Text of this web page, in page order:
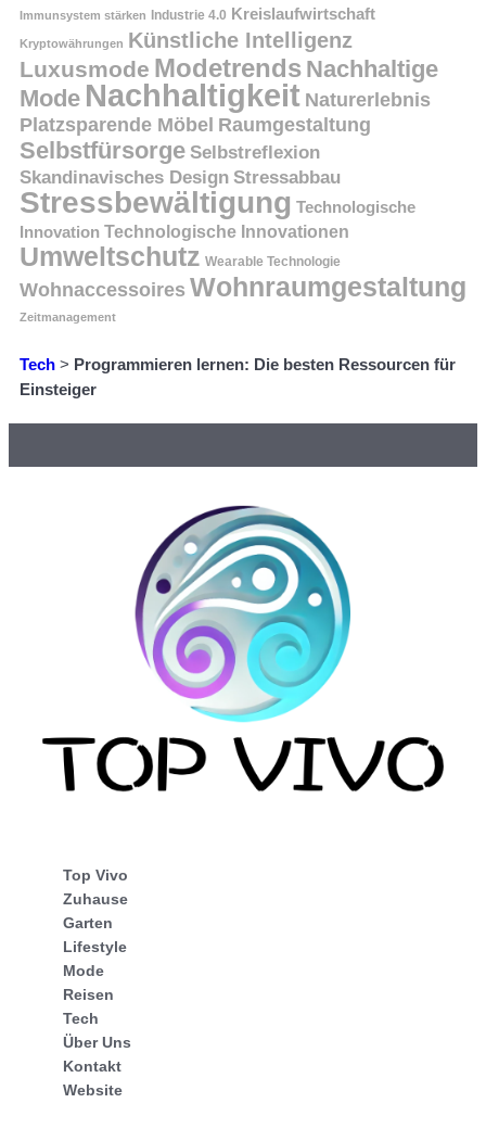
Immunsystem stärken Industrie 4.0 Kreislaufwirtschaft
Kryptowährungen Künstliche Intelligenz
Luxusmode Modetrends Nachhaltige
Mode Nachhaltigkeit Naturerlebnis
Platzsparende Möbel Raumgestaltung
Selbstfürsorge Selbstreflexion
Skandinavisches Design Stressabbau
Stressbewältigung Technologische
Innovation Technologische Innovationen
Umweltschutz Wearable Technologie
Wohnaccessoires Wohnraumgestaltung
Zeitmanagement
Tech > Programmieren lernen: Die besten Ressourcen für
Einsteiger
Top Vivo
Zuhause
Garten
Lifestyle
Mode
Reisen
Tech
Über Uns
Kontakt
Website